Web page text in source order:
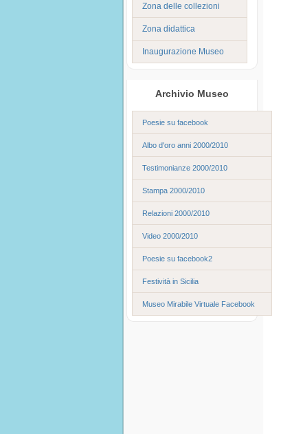
Zona delle collezioni
Zona didattica
Inaugurazione Museo
Archivio Museo
Poesie su facebook
Albo d'oro anni 2000/2010
Testimonianze 2000/2010
Stampa 2000/2010
Relazioni 2000/2010
Video 2000/2010
Poesie su facebook2
Festività in Sicilia
Museo Mirabile Virtuale Facebook